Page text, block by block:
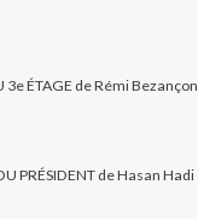
3e ÉTAGE de Rémi Bezançon
PRÉSIDENT de Hasan Hadi